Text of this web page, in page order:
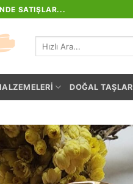
SATIŞLAR...
DOĞAL TAŞLAR